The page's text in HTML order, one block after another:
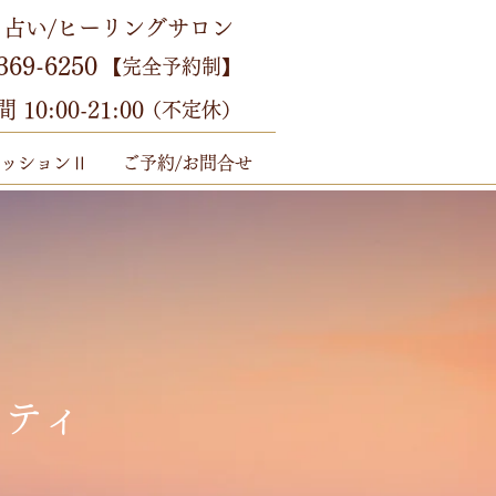
い/ヒーリングサロン
6250 【完全予約制】
10:00-21:00（不定休）
ションⅡ ご予約/お問合せ
ィ